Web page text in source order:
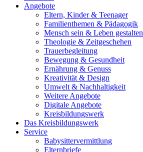
Angebote
Eltern, Kinder & Teenager
Familienthemen & Pädagogik
Mensch sein & Leben gestalten
Theologie & Zeitgeschehen
Trauerbegleitung
Bewegung & Gesundheit
Ernährung & Genuss
Kreativität & Design
Umwelt & Nachhaltigkeit
Weitere Angebote
Digitale Angebote
Kreisbildungswerk
Das Kreisbildungswerk
Service
Babysittervermittlung
Elternbriefe